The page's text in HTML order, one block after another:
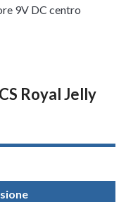
9V DC centro
Royal Jelly